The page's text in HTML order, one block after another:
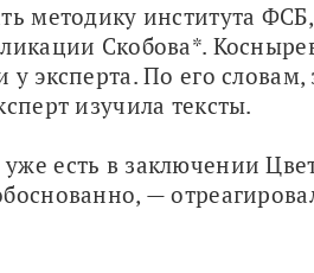
методику института
Скобова*.
эксперта. По его
изучила тексты.
есть в заключении
—